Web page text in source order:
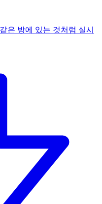
은 방에 있는 것처럼 실시